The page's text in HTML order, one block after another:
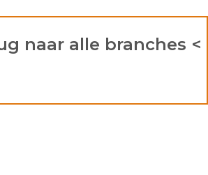
naar alle branches <